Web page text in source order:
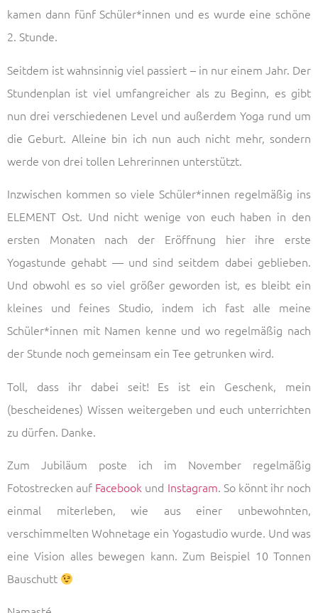
kamen dann fünf Schüler*innen und es wurde eine schöne
2. Stunde.
Seitdem ist wahnsinnig viel passiert – in nur einem Jahr. Der
Stundenplan ist viel umfangreicher als zu Beginn, es gibt
nun drei verschiedenen Level und außerdem Yoga rund um
die Geburt. Alleine bin ich nun auch nicht mehr, sondern
werde von drei tollen Lehrerinnen unterstützt.
Inzwischen kommen so viele Schüler*innen regelmäßig ins
ELEMENT Ost. Und nicht wenige von euch haben in den
ersten Monaten nach der Eröffnung hier ihre erste
Yogastunde gehabt — und sind seitdem dabei geblieben.
Und obwohl es so viel größer geworden ist, es bleibt ein
kleines und feines Studio, indem ich fast alle meine
Schüler*innen mit Namen kenne und wo regelmäßig nach
der Stunde noch gemeinsam ein Tee getrunken wird.
Toll, dass ihr dabei seit! Es ist ein Geschenk, mein
(bescheidenes) Wissen weitergeben und euch unterrichten
zu dürfen. Danke.
Zum Jubiläum poste ich im November regelmäßig
Fotostrecken auf Facebook und Instagram. So könnt ihr noch
einmal miterleben, wie aus einer unbewohnten,
verschimmelten Wohnetage ein Yogastudio wurde. Und was
eine Vision alles bewegen kann. Zum Beispiel 10 Tonnen
Bauschutt